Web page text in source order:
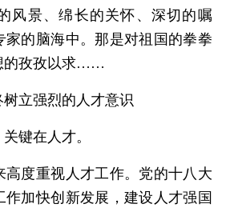
风景、绵长的关怀、深切的嘱
家的脑海中。那是对祖国的拳拳
的孜孜以求……
强烈的人才意识
键在人才。
度重视人才工作。党的十八大
作加快创新发展，建设人才强国